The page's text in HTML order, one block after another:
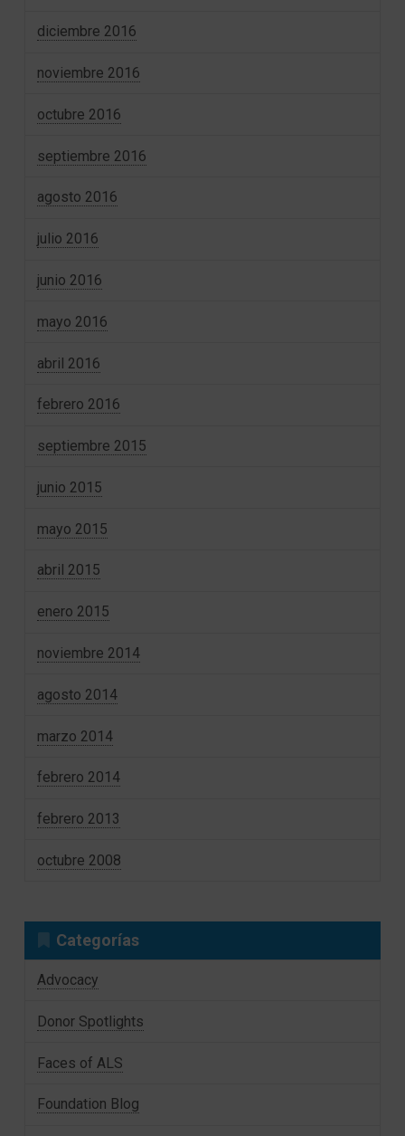
diciembre 2016
noviembre 2016
octubre 2016
septiembre 2016
agosto 2016
julio 2016
junio 2016
mayo 2016
abril 2016
febrero 2016
septiembre 2015
junio 2015
mayo 2015
abril 2015
enero 2015
noviembre 2014
agosto 2014
marzo 2014
febrero 2014
febrero 2013
octubre 2008
Categorías
Advocacy
Donor Spotlights
Faces of ALS
Foundation Blog